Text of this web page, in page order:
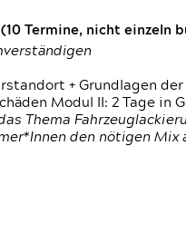
Termine, nicht einzeln
+ Grundlagen
Modul II: 2 Tage in
Thema
den nötigen